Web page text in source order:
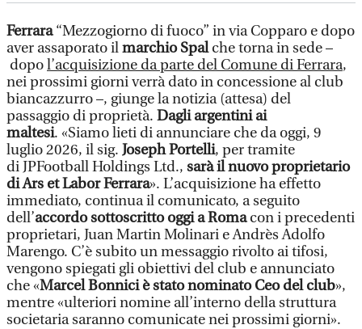
Ferrara“Mezzogiorno di fuoco” in via Copparo e dopo
aver assaporato ilmarchio Spalche torna in sede –
dopol’acquisizione da parte del Comune di Ferrara,
nei prossimi giorni verrà dato in concessione al club
biancazzurro –, giunge la notizia (attesa) del
passaggio di proprietà. Dagli argentini ai
maltesi. «Siamo lieti di annunciare che da oggi, 9
luglio 2026, il sig. Joseph Portelli, per tramite
di JPFootball Holdings Ltd., sarà il nuovo proprietario
di Ars et Labor Ferrara». L’acquisizione ha effetto
immediato, continua il comunicato, a seguito
dell’accordo sottoscritto oggi a Romacon i precedenti
proprietari, Juan Martin Molinari e Andrès Adolfo
Marengo. C’è subito un messaggio rivolto ai tifosi,
vengono spiegati gli obiettivi del club e annunciato
che «Marcel Bonnici è stato nominato Ceo del club»,
mentre «ulteriori nomine all’interno della struttura
societaria saranno comunicate nei prossimi giorni».